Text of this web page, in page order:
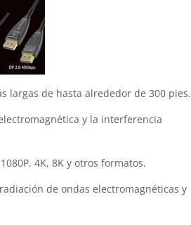
largas de hasta alrededor de 300 pies.
y la interferencia
4K, 8K y otros formatos.
de ondas electromagnéticas y